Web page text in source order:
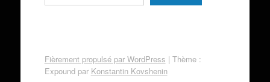
Fièrement propulsé par WordPress | Thème :
Expound par Konstantin Kovshenin